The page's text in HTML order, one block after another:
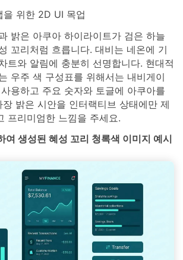
을 위한 2D UI 목업
밝은 아쿠아 하이라이트가 검은 하늘
꼬리처럼 흐릅니다. 대비는 네온에 기
트와 알림에 충분히 선명합니다. 현대적
우주 색 구성표를 위해서는 내비게이
용하고 주요 숫자와 토글에 아쿠아를
밝은 시안을 인터랙티브 상태에만 제
프리미엄한 느낌을 주세요.
여 생성된 혜성 꼬리 청록색 이미지 예시